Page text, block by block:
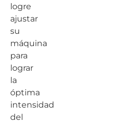
logre
ajustar
su
máquina
para
lograr
la
óptima
intensidad
del